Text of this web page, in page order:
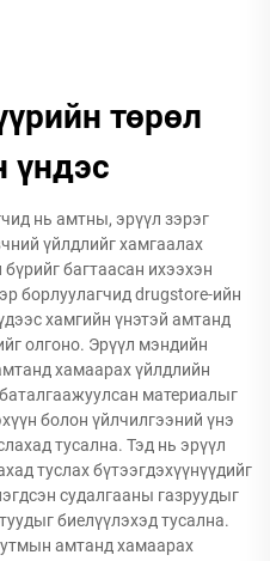
төрөл
үндэс
нь амтны, эрүүл зэрэг
үйлдлийг хамгаалах
багтаасан ихээхэн
борлуулагчид drugstore-ийн
хамгийн үнэтэй амтанд
олгоно. Эрүүл мэндийн
хамаарах үйлдлийн
материалыг
болон үйлчилгээний үнэ
тусална. Тэд нь эрүүл
туслах бүтээгдэхүүнүүдийг
судалгааны газруудыг
биелүүлэхэд тусална.
амтанд хамаарах